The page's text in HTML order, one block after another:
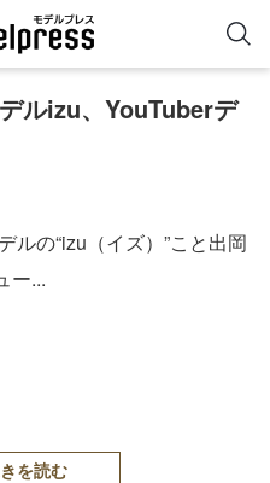
ルizu、YouTuberデ
ルの“izu（イズ）”こと出岡
ー...
を読む